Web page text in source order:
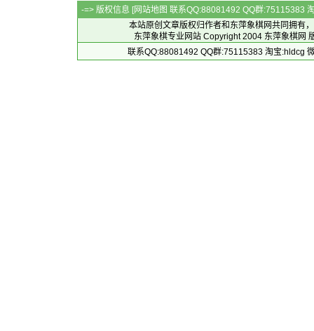
-=> 版权信息 [网站地图 联系QQ:88081492 QQ群:75115383
本站原创文章版权归作者和 东萍象棋网共同拥有
东萍象棋专业网站 Copyright 2004 东萍象棋网
联系QQ:88081492 QQ群:75115383 淘宝:hldcg